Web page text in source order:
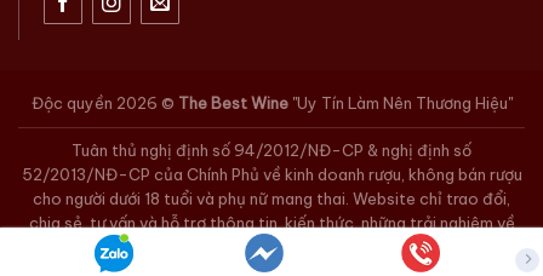
Độc quyền 2026 © The Best Wine"Uy Tín Làm Nên Thương Hiệu"
Tuân thủ nghị định số 94/2012/NĐ-CP & nghị định số
52/2013/NĐ-CP của Chính Phủ về kinh doanh rượu, không bán rượu
cho người dưới 18 tuổi và phụ nữ mang thai. Website chỉ trao đổi,
chia sẻ, tư vấn và hỗ trợ thông tin, kiến thức, những trải nghiệm về
rượu. Quý khách có nhu cầu vui lòng liên hệ số hotline. Xin chân
thành cám ơn.